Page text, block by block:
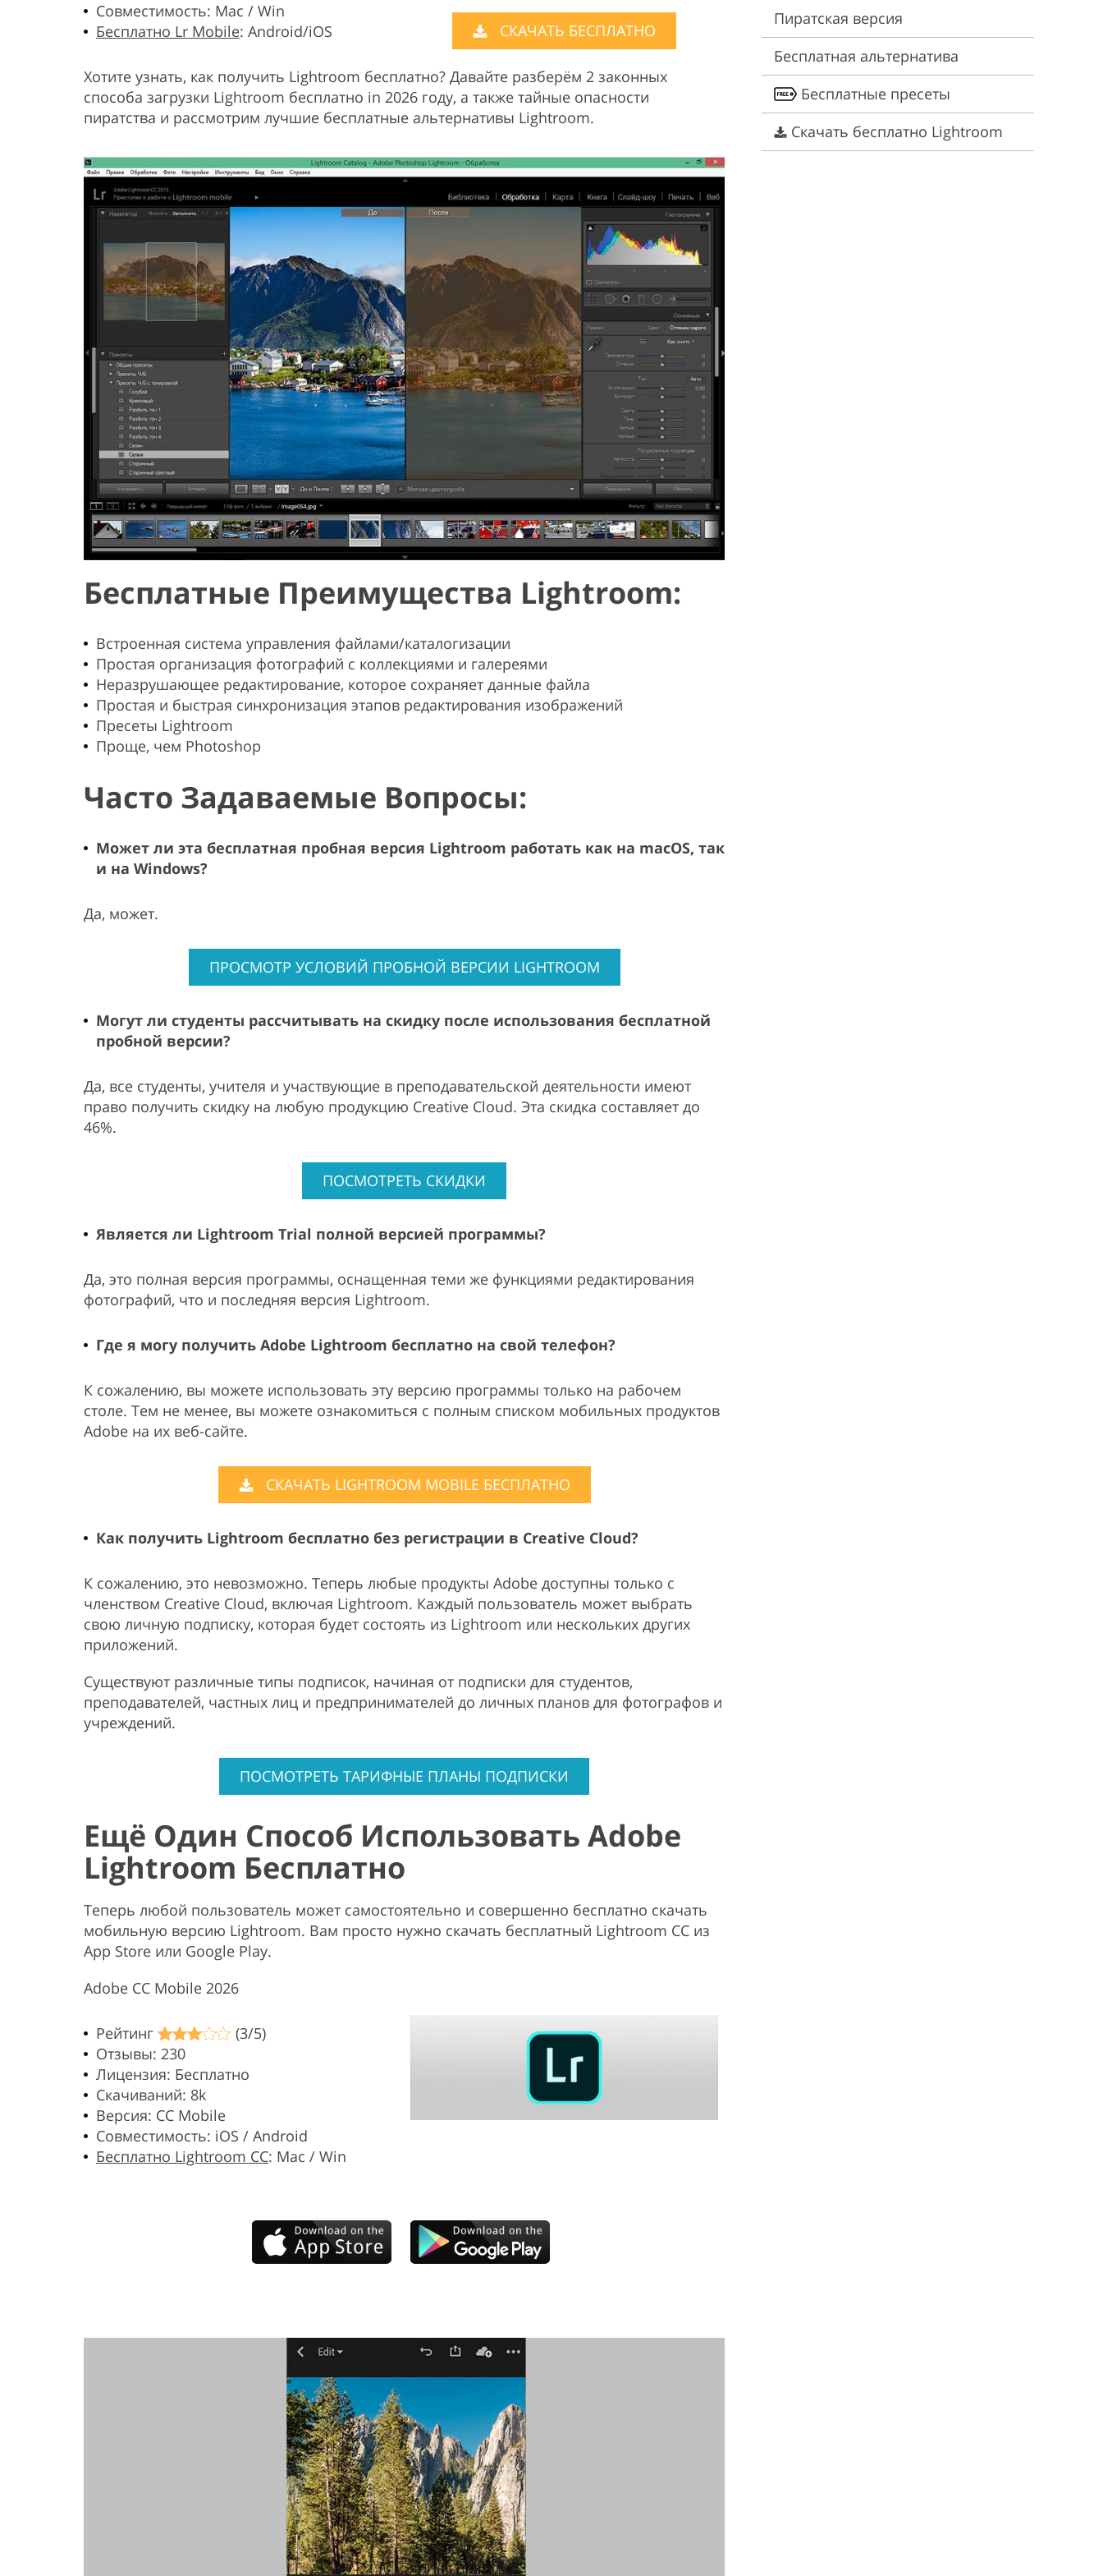
Product Photo Editing Jewellery Photo Editing Real Estate Photo Editing
Совместимость: Mac / Win
Бесплатно Lr Mobile: Android/iOS СКАЧАТЬ БЕСПЛАТНО
Хотите узнать, как получить Lightroom бесплатно? Давайте разберём 2 законных
способа загрузки Lightroom бесплатно in 2026 году, а также тайные опасности
пиратства и рассмотрим лучшие бесплатные альтернативы Lightroom.
Бесплатные Преимущества Lightroom:
Встроенная система управления файлами/каталогизации
Простая организация фотографий с коллекциями и галереями
Неразрушающее редактирование, которое сохраняет данные файла
Простая и быстрая синхронизация этапов редактирования изображений
Пресеты Lightroom
Проще, чем Photoshop
Часто Задаваемые Вопросы:
Может ли эта бесплатная пробная версия Lightroom работать как на macOS, так
и на Windows?
Да, может.
ПРОСМОТР УСЛОВИЙ ПРОБНОЙ ВЕРСИИ LIGHTROOM
Могут ли студенты рассчитывать на скидку после использования бесплатной
пробной версии?
Да, все студенты, учителя и участвующие в преподавательской деятельности имеют
право получить скидку на любую продукцию Creative Cloud. Эта скидка составляет до
46%.
ПОСМОТРЕТЬ СКИДКИ
Является ли Lightroom Trial полной версией программы?
Да, это полная версия программы, оснащенная теми же функциями редактирования
фотографий, что и последняя версия Lightroom.
Где я могу получить Adobe Lightroom бесплатно на свой телефон?
К сожалению, вы можете использовать эту версию программы только на рабочем
столе. Тем не менее, вы можете ознакомиться с полным списком мобильных продуктов
Adobe на их веб-сайте.
СКАЧАТЬ LIGHTROOM MOBILE БЕСПЛАТНО
Как получить Lightroom бесплатно без регистрации в Creative Cloud?
К сожалению, это невозможно. Теперь любые продукты Adobe доступны только с
членством Creative Cloud, включая Lightroom. Каждый пользователь может выбрать
свою личную подписку, которая будет состоять из Lightroom или нескольких других
приложений.
Существуют различные типы подписок, начиная от подписки для студентов,
преподавателей, частных лиц и предпринимателей до личных планов для фотографов и
учреждений.
ПОСМОТРЕТЬ ТАРИФНЫЕ ПЛАНЫ ПОДПИСКИ
Ещё Один Способ Использовать Adobe
Lightroom Бесплатно
Теперь любой пользователь может самостоятельно и совершенно бесплатно скачать
мобильную версию Lightroom. Вам просто нужно скачать бесплатный Lightroom CC из
App Store или Google Play.
Adobe CC Mobile 2026
Рейтинг
(3/5)
Отзывы: 230
Лицензия: Бесплатно
Скачиваний: 8k
Версия: CC Mobile
Совместимость: iOS / Android
Бесплатно Lightroom CC: Mac / Win
Пиратская версия
Бесплатная альтернатива
Бесплатные пресеты
Скачать бесплатно Lightroom